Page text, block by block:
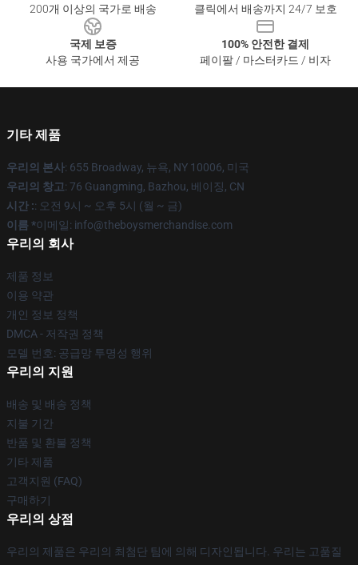
200개 이상의 국가로 배송
클릭에서 배송까지 24/7 보호
국제 보증
사용 국가에서 제공
100% 안전한 결제
페이팔 / 마스터카드 / 비자
기타 제품
우리의 본사: 655 Broadway, 뉴욕, NY 10006, 미국
우리의 창고: 76 Guangming, Bazhou, 베이징, CN
시간 :: 오전 9시 ~ 오후 5시 (월 ~ 금)
이름 *이메일: info@theboysmerchandise.com
우리의 회사
제품 정보
이용 약관
개인 정보 정책
DMCA - 저작권 정책
모델 번호: 공급망 투명성 행위
우리의 지원
배송 및 배송 정책
지불 기간
반품 및 환불 정책
기타 제품
고객지원 (FAQ)
구매하기
우리의 상점
우리의 제품은 우리의 최첨단 팀에 의해 디자인됩니다. 우리는 고품질